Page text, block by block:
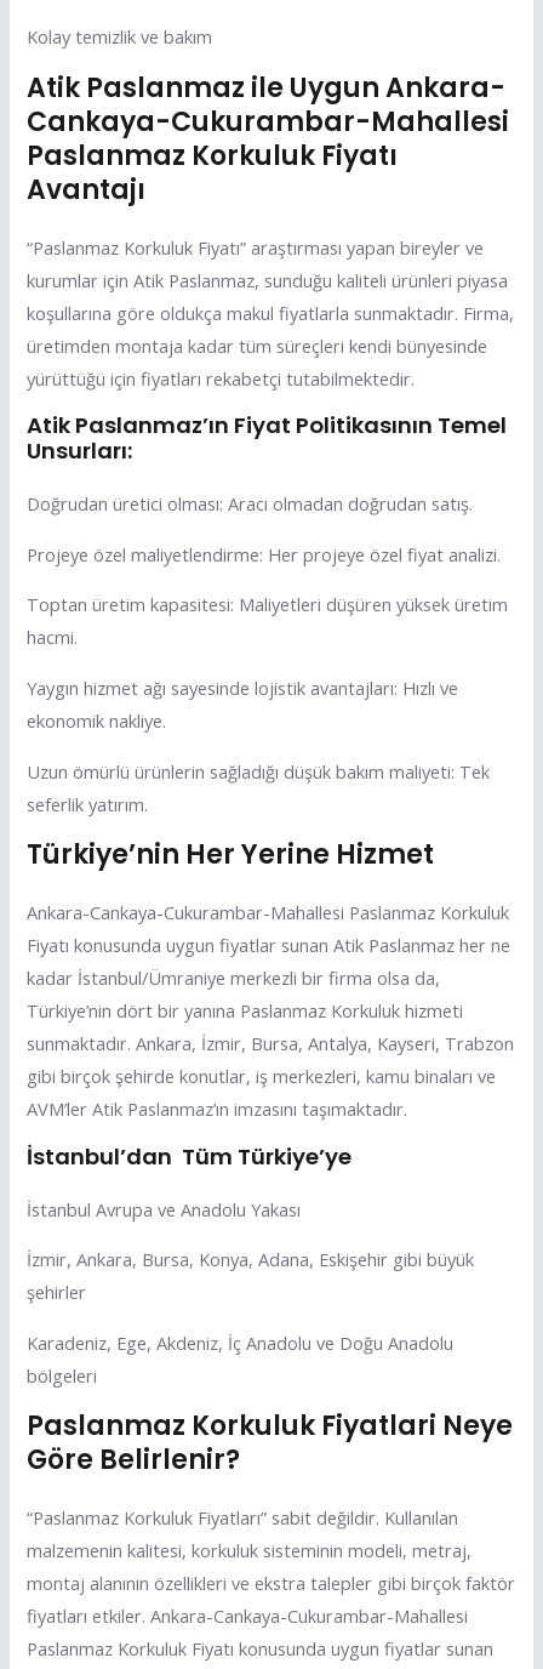
Kolay temizlik ve bakım
Atik Paslanmaz ile Uygun Ankara-
Cankaya-Cukurambar-Mahallesi
Paslanmaz Korkuluk Fiyatı
Avantajı
“Paslanmaz Korkuluk Fiyatı” araştırması yapan bireyler ve
kurumlar için Atik Paslanmaz, sunduğu kaliteli ürünleri piyasa
koşullarına göre oldukça makul fiyatlarla sunmaktadır. Firma,
üretimden montaja kadar tüm süreçleri kendi bünyesinde
yürüttüğü için fiyatları rekabetçi tutabilmektedir.
Atik Paslanmaz’ın Fiyat Politikasının Temel
Unsurları:
Doğrudan üretici olması: Aracı olmadan doğrudan satış.
Projeye özel maliyetlendirme: Her projeye özel fiyat analizi.
Toptan üretim kapasitesi: Maliyetleri düşüren yüksek üretim
hacmi.
Yaygın hizmet ağı sayesinde lojistik avantajları: Hızlı ve
ekonomik nakliye.
Uzun ömürlü ürünlerin sağladığı düşük bakım maliyeti: Tek
seferlik yatırım.
Türkiye’nin Her Yerine Hizmet
Ankara-Cankaya-Cukurambar-Mahallesi Paslanmaz Korkuluk
Fiyatı konusunda uygun fiyatlar sunan Atik Paslanmaz her ne
kadar İstanbul/Ümraniye merkezli bir firma olsa da,
Türkiye’nin dört bir yanına Paslanmaz Korkuluk hizmeti
sunmaktadır. Ankara, İzmir, Bursa, Antalya, Kayseri, Trabzon
gibi birçok şehirde konutlar, iş merkezleri, kamu binaları ve
AVM’ler Atik Paslanmaz’ın imzasını taşımaktadır.
İstanbul’dan Tüm Türkiye’ye
İstanbul Avrupa ve Anadolu Yakası
İzmir, Ankara, Bursa, Konya, Adana, Eskişehir gibi büyük
şehirler
Karadeniz, Ege, Akdeniz, İç Anadolu ve Doğu Anadolu
bölgeleri
Paslanmaz Korkuluk Fiyatlari Neye
Göre Belirlenir?
“Paslanmaz Korkuluk Fiyatları” sabit değildir. Kullanılan
malzemenin kalitesi, korkuluk sisteminin modeli, metraj,
montaj alanının özellikleri ve ekstra talepler gibi birçok faktör
fiyatları etkiler. Ankara-Cankaya-Cukurambar-Mahallesi
Paslanmaz Korkuluk Fiyatı konusunda uygun fiyatlar sunan